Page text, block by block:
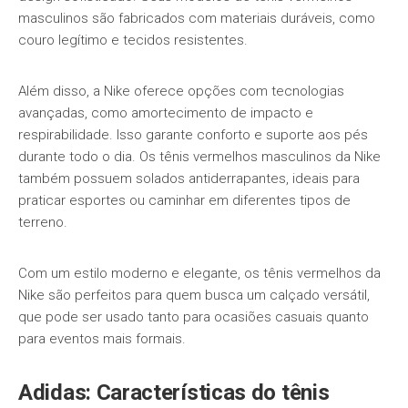
masculinos são fabricados com materiais duráveis, como
couro legítimo e tecidos resistentes.
Além disso, a Nike oferece opções com tecnologias
avançadas, como amortecimento de impacto e
respirabilidade. Isso garante conforto e suporte aos pés
durante todo o dia. Os tênis vermelhos masculinos da Nike
também possuem solados antiderrapantes, ideais para
praticar esportes ou caminhar em diferentes tipos de
terreno.
Com um estilo moderno e elegante, os tênis vermelhos da
Nike são perfeitos para quem busca um calçado versátil,
que pode ser usado tanto para ocasiões casuais quanto
para eventos mais formais.
Adidas: Características do tênis